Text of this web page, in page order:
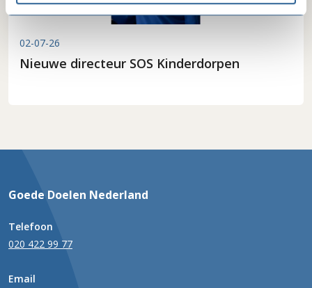
02-07-26
Nieuwe directeur SOS Kinderdorpen
Goede Doelen Nederland
Telefoon
020 422 99 77
Email